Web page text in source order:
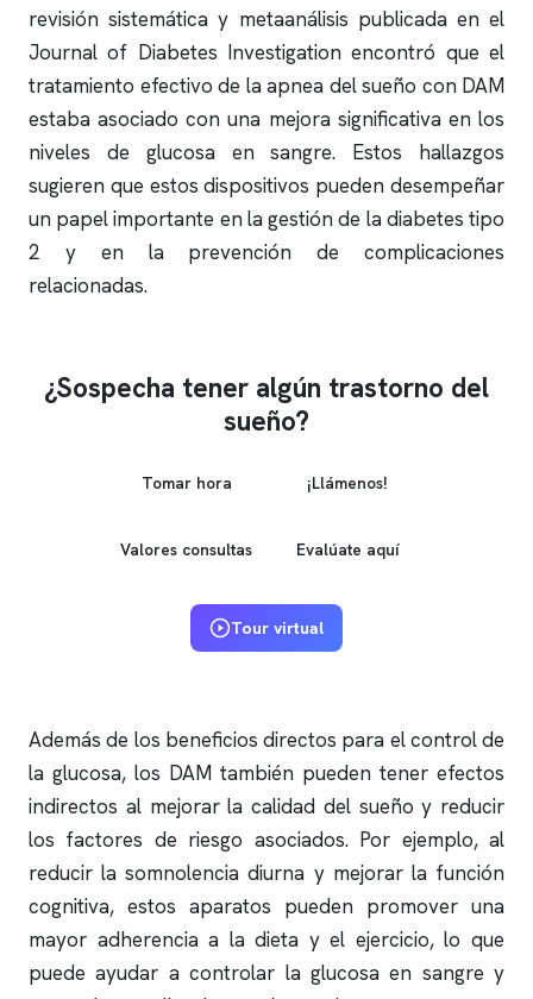
revisión sistemática y metaanálisis publicada en el
Journal of Diabetes Investigation encontró que el
tratamiento efectivo de laapnea del sueño con DAM
estaba asociado con una mejora significativa en los
niveles de glucosa en sangre. Estos hallazgos
sugieren que estos dispositivos pueden desempeñar
un papel importante en la gestión de la diabetes tipo
2 y en la prevención de complicaciones
relacionadas.
¿Sospecha tener algún trastorno del
sueño?
Tomar hora ¡Llámenos!
Valores consultas Evalúate aquí
Tour virtual
Además de los beneficios directos para el control de
la glucosa, los DAM también pueden tener efectos
indirectos al mejorar la calidad del sueño y reducir
los factores de riesgo asociados. Por ejemplo, al
reducir la somnolencia diurna y mejorar la función
cognitiva, estos aparatos pueden promover una
mayor adherencia a la dieta y el ejercicio, lo que
puede ayudar a controlar la glucosa en sangre y